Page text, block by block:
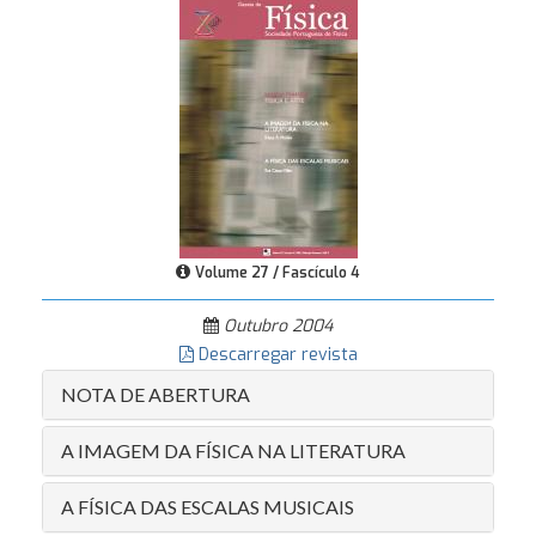
Volume 27 / Fascículo 4
Outubro 2004
Descarregar revista
NOTA DE ABERTURA
A IMAGEM DA FÍSICA NA LITERATURA
A FÍSICA DAS ESCALAS MUSICAIS